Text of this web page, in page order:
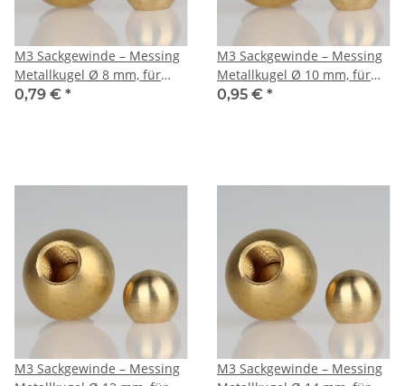
M3 Sackgewinde – Messing
Metallkugel Ø 8 mm, für
Lampenbau,
0,79 € *
M3 Sackgewinde – Messing
Metallkugel Ø 10 mm, für
Lampenbau,
0,95 € *
M3 Sackgewinde – Messing
M3 Sackgewinde – Messing